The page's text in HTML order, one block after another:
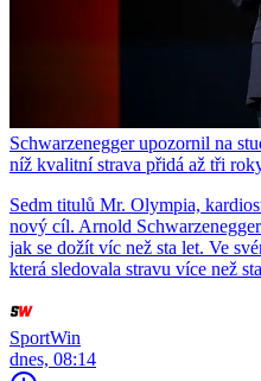
Schwarzenegger upozornil na
níž kvalitní strava přidá až tři
Sedm titulů Mr. Olympia,
nový cíl. Arnold
jak se dožít víc než sta let. Ve
která sledovala stravu více než
SportWin
dnes, 08:14